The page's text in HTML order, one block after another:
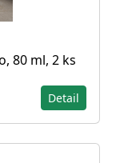
80 ml, 2 ks
Detail